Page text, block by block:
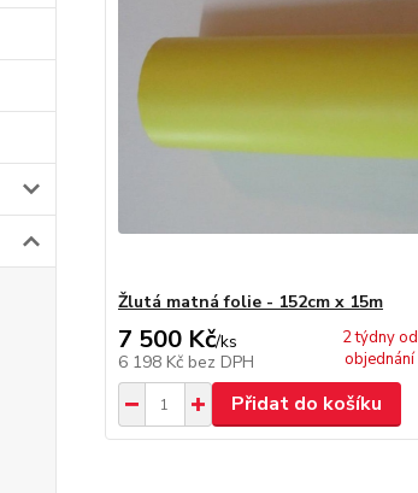
Žlutá matná folie - 152cm x 15m
7 500 Kč/ks
6 198 Kč bez DPH
2 týdny od
objednání
Přidat do košíku